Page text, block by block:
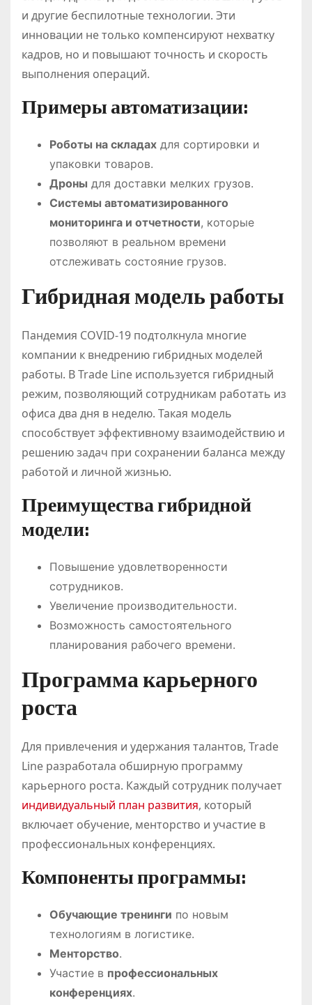
и другие беспилотные технологии. Эти
инновации не только компенсируют нехватку
кадров, но и повышают точность и скорость
выполнения операций.
Примеры автоматизации:
Роботы на складах для сортировки и
упаковки товаров.
Дроны для доставки мелких грузов.
Системы автоматизированного
мониторинга и отчетности, которые
позволяют в реальном времени
отслеживать состояние грузов.
Гибридная модель работы
Пандемия COVID-19 подтолкнула многие
компании к внедрению гибридных моделей
работы. В Trade Line используется гибридный
режим, позволяющий сотрудникам работать из
офиса два дня в неделю. Такая модель
способствует эффективному взаимодействию и
решению задач при сохранении баланса между
работой и личной жизнью.
Преимущества гибридной
модели:
Повышение удовлетворенности
сотрудников.
Увеличение производительности.
Возможность самостоятельного
планирования рабочего времени.
Программа карьерного
роста
Для привлечения и удержания талантов, Trade
Line разработала обширную программу
карьерного роста. Каждый сотрудник получает
индивидуальный план развития, который
включает обучение, менторство и участие в
профессиональных конференциях.
Компоненты программы:
Обучающие тренинги по новым
технологиям в логистике.
Менторство.
Участие в профессиональных
конференциях.